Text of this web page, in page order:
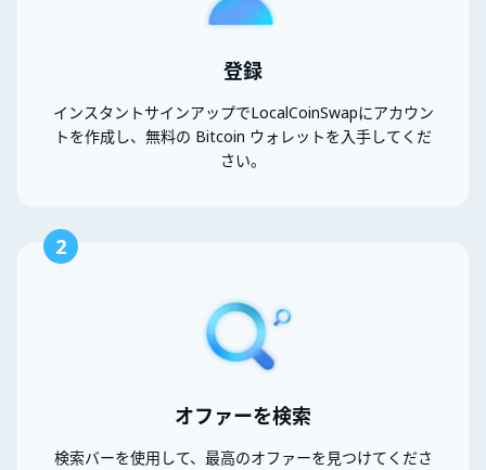
登録
インスタントサインアップでLocalCoinSwapにアカウン
トを作成し、無料の Bitcoin ウォレットを入手してくだ
さい。
2
オファーを検索
検索バーを使用して、最高のオファーを見つけてくださ